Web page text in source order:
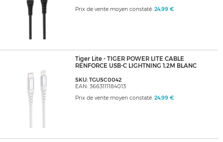
Prix de vente moyen constaté: 24,99 €
Tiger Lite - TIGER POWER LITE CABLE
RENFORCE USB-C LIGHTNING 1,2M BLANC
SKU: TGUSC0042
EAN: 3663111184013
Prix de vente moyen constaté: 24,99 €